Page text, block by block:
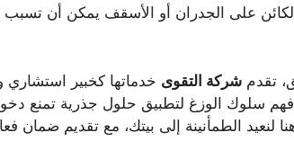
على الجدران أو الأسقف يمكن أن تسبب
تقدم شركة التقوى خدماتها كخبير
سلوك الوزغ لتطبيق حلول جذرية تمنع